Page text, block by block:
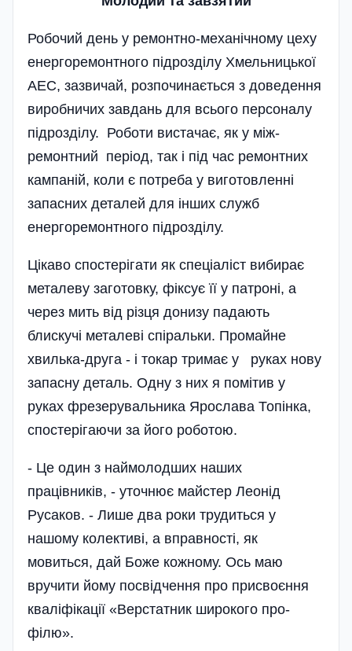
Робочий день у ремонтно-механічному цеху
енергоремонтного підрозділу Хмельницької
АЕС, зазвичай, розпочинається з доведення
виробничих завдань для всього персоналу
підрозділу. Роботи вистачає, як у між­
ремонтний період, так і під час ремонтних
кампаній, коли є потреба у виготовленні
запасних деталей для інших служб
енергоремонтного підрозділу.
Цікаво спостерігати як спеці­аліст вибирає
металеву заготовку, фіксує її у патроні, а
через мить від різця донизу падають
блискучі метале­ві спіральки. Промайне
хвилька-друга - і токар тримає у руках нову
запасну деталь. Одну з них я помітив у
руках фрезеру­вальника Ярослава Топінка,
спостерігаючи за його роботою.
- Це один з наймолодших наших
працівників, - уточнює майстер Леонід
Русаков. - Лише два роки трудиться у
нашому колективі, а вправності, як
мовиться, дай Боже кожному. Ось маю
вручити йому посвідчення про присвоєння
квалі­фікації «Верстатник широкого про­
філю».